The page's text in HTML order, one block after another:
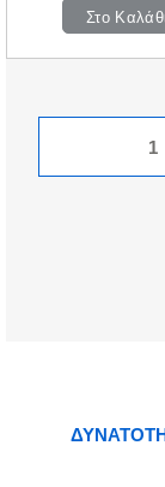
Στο Καλάθι
1